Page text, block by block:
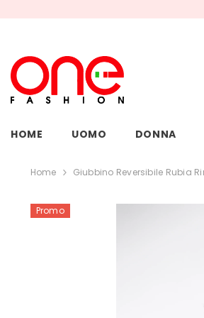
HOME UOMO DONNA
Home Giubbino Reversibile Rubia
Promo